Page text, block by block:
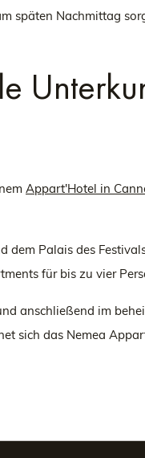
späten Nachmittag
Appart'Hotel in
Palais des
für bis zu vier
anschließend im
sich das Nemea